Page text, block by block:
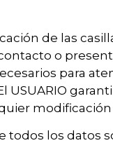
de las
o
para
modificación
todos los